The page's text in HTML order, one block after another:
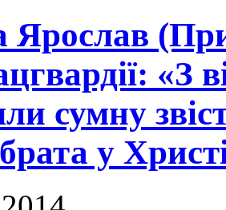
«З
сумну
у